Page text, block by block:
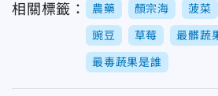
相關標籤： 農藥 顏宗海 菠菜
豌豆 草莓 最髒蔬
最毒蔬果是誰